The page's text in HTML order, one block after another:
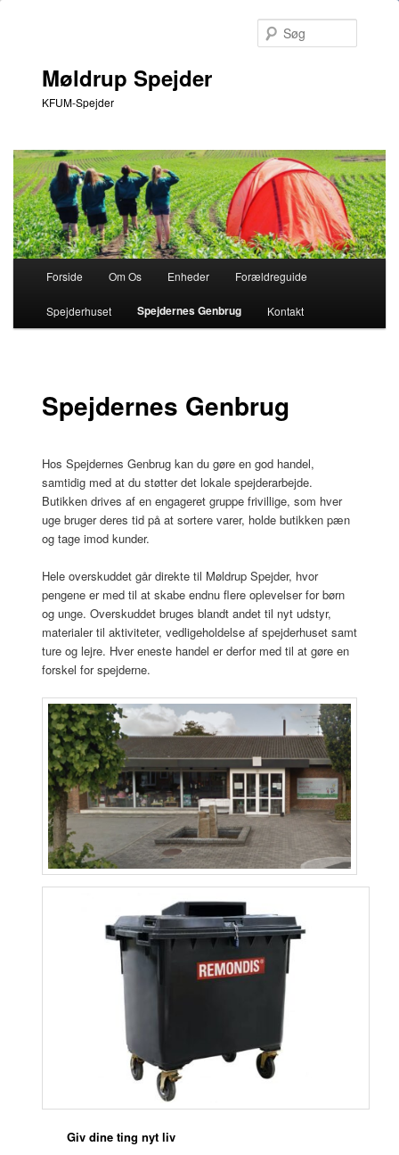
Møldrup Spejder
KFUM-Spejder
Fortsæt
til
indhold
Forside Om Os Enheder Forældreguide
Spejderhuset Spejdernes Genbrug Kontakt
Spejdernes Genbrug
Hos Spejdernes Genbrug kan du gøre en god handel,
samtidig med at du støtter det lokale spejderarbejde.
Butikken drives af en engageret gruppe frivillige, som hver
uge bruger deres tid på at sortere varer, holde butikken pæn
og tage imod kunder.
Hele overskuddet går direkte til Møldrup Spejder, hvor
pengene er med til at skabe endnu flere oplevelser for børn
og unge. Overskuddet bruges blandt andet til nyt udstyr,
materialer til aktiviteter, vedligeholdelse af spejderhuset samt
ture og lejre. Hver eneste handel er derfor med til at gøre en
forskel for spejderne.
Giv dine ting nyt liv